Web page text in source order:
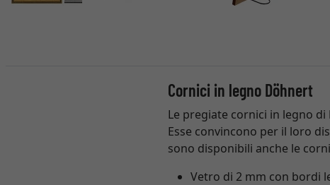
Cornici in legno Döhnert
Le pregiate cornici in legno
Esse convincono per il loro
sono disponibili anche le
Vetro di 2 mm con bordi